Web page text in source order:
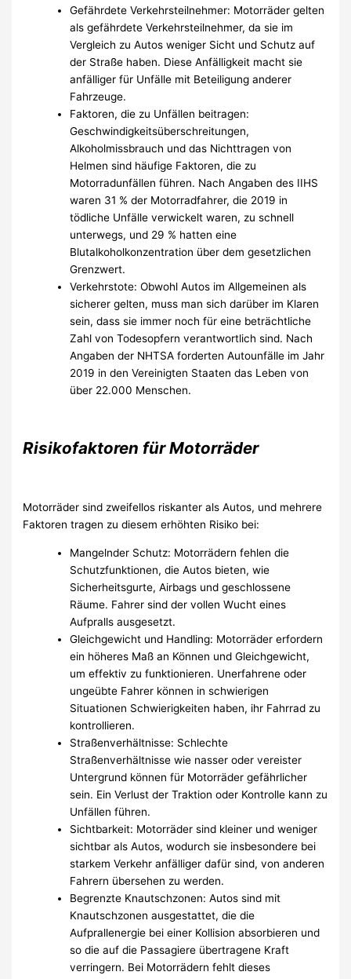
Gefährdete Verkehrsteilnehmer: Motorräder gelten
als gefährdete Verkehrsteilnehmer, da sie im
Vergleich zu Autos weniger Sicht und Schutz auf
der Straße haben. Diese Anfälligkeit macht sie
anfälliger für Unfälle mit Beteiligung anderer
Fahrzeuge.
Faktoren, die zu Unfällen beitragen:
Geschwindigkeitsüberschreitungen,
Alkoholmissbrauch und das Nichttragen von
Helmen sind häufige Faktoren, die zu
Motorradunfällen führen. Nach Angaben des IIHS
waren 31 % der Motorradfahrer, die 2019 in
tödliche Unfälle verwickelt waren, zu schnell
unterwegs, und 29 % hatten eine
Blutalkoholkonzentration über dem gesetzlichen
Grenzwert.
Verkehrstote: Obwohl Autos im Allgemeinen als
sicherer gelten, muss man sich darüber im Klaren
sein, dass sie immer noch für eine beträchtliche
Zahl von Todesopfern verantwortlich sind. Nach
Angaben der NHTSA forderten Autounfälle im Jahr
2019 in den Vereinigten Staaten das Leben von
über 22.000 Menschen.
Risikofaktoren für Motorräder
Motorräder sind zweifellos riskanter als Autos, und mehrere
Faktoren tragen zu diesem erhöhten Risiko bei:
Mangelnder Schutz: Motorrädern fehlen die
Schutzfunktionen, die Autos bieten, wie
Sicherheitsgurte, Airbags und geschlossene
Räume. Fahrer sind der vollen Wucht eines
Aufpralls ausgesetzt.
Gleichgewicht und Handling: Motorräder erfordern
ein höheres Maß an Können und Gleichgewicht,
um effektiv zu funktionieren. Unerfahrene oder
ungeübte Fahrer können in schwierigen
Situationen Schwierigkeiten haben, ihr Fahrrad zu
kontrollieren.
Straßenverhältnisse: Schlechte
Straßenverhältnisse wie nasser oder vereister
Untergrund können für Motorräder gefährlicher
sein. Ein Verlust der Traktion oder Kontrolle kann zu
Unfällen führen.
Sichtbarkeit: Motorräder sind kleiner und weniger
sichtbar als Autos, wodurch sie insbesondere bei
starkem Verkehr anfälliger dafür sind, von anderen
Fahrern übersehen zu werden.
Begrenzte Knautschzonen: Autos sind mit
Knautschzonen ausgestattet, die die
Aufprallenergie bei einer Kollision absorbieren und
so die auf die Passagiere übertragene Kraft
verringern. Bei Motorrädern fehlt dieses